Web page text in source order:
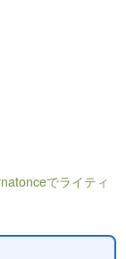
でライティ